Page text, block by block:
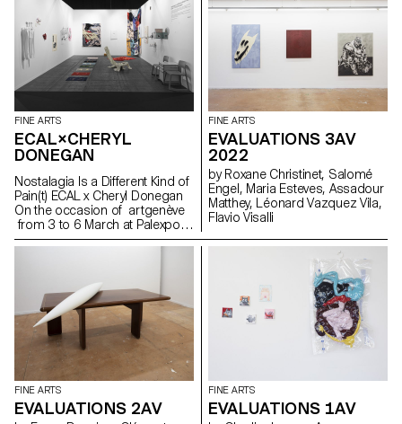
FINE ARTS
ECAL×CHERYL
DONEGAN
Nostalagia Is a Different Kind of
Pain(t) ECAL x Cheryl Donegan
On the occasion of artgenève
from 3 to 6 March at Palexpo,
ECAL presents projects by
with American artist Cheryl
Donegan Initiated in the context
of a collaboration with the Art &
Vie Foundation, whose mission
revolves around textiles, this
workshop aimed at crossing
everyday objects, subverting
craft processes and
reproductive gestures.
Produced by students from the
FINE ARTS
EVALUATIONS 3AV
2022
by Roxane Christinet, Salomé
Engel, Maria Esteves, Assadour
Matthey, Léonard Vazquez Vila,
Flavio Visalli
FINE ARTS
EVALUATIONS 2AV
FINE ARTS
EVALUATIONS 1AV